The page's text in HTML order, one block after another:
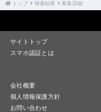
トップ 検索結果 募集詳細
サイトトップ
スマホ認証とは
会社概要
個人情報保護方針
お問い合わせ